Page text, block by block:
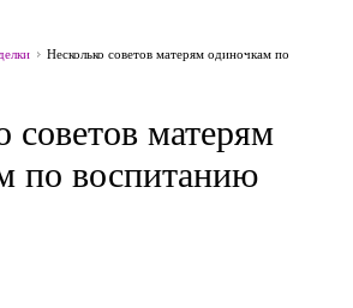
Несколько советов матерям одиночкам по
советов матерям
по воспитанию